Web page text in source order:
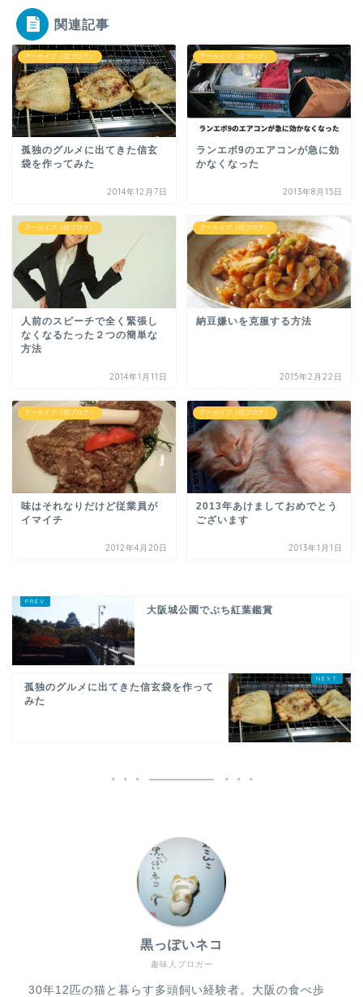
関連記事
アーカイブ（旧ブログ）
孤独のグルメに出てきた信玄
袋を作ってみた
2014年12月7日
アーカイブ（旧ブログ）
ランエボ9のエアコンが急に効
かなくなった
2013年8月15日
アーカイブ（旧ブログ）
人前のスピーチで全く緊張し
なくなるたった２つの簡単な
方法
2014年1月11日
アーカイブ（旧ブログ）
納豆嫌いを克服する方法
2015年2月22日
アーカイブ（旧ブログ）
味はそれなりだけど従業員が
イマイチ
2012年4月20日
アーカイブ（旧ブログ）
2013年あけましておめでとう
ございます
2013年1月1日
大阪城公園でぷち紅葉鑑賞
孤独のグルメに出てきた信玄袋を作って
みた
趣味人ブロガー
黒っぽいネコ
30年12匹の猫と暮らす多頭飼い経験者。大阪の食べ歩